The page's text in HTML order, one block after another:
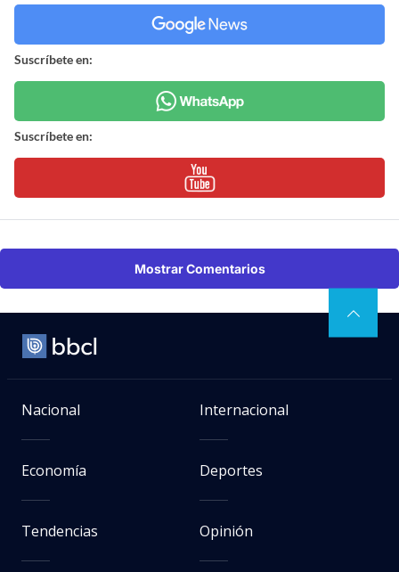
Suscríbete en:
Suscríbete en:
Mostrar Comentarios
Nacional Internacional
Economía Deportes
Tendencias Opinión